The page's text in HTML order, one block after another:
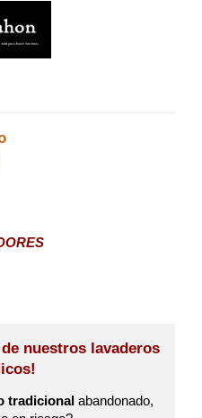
nuestros lavaderos
tradicional abandonado,